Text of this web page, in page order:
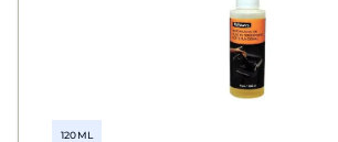
120 ML